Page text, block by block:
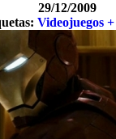
29/12/2009
Videojuegos